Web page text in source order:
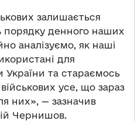
залишається
денного наших
аналізуємо, як наші
для
та стараємось
усе, що зараз
них», — зазначив
Чернишов.